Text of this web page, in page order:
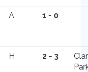
A 1 - 0
H 2 - 3